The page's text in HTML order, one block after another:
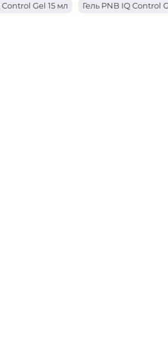
Control Gel 15 мл Гель PNB IQ Control